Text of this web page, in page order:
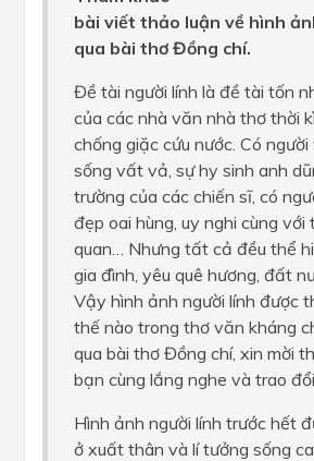
bài viết thảo luận về hình
qua bài thơ Đồng chí.
Đề tài người lính là đề tài tốn
của các nhà văn nhà thơ thời
chống giặc cứu nước. Có
sống vất vả, sự hy sinh anh
trường của các chiến sĩ, có
đẹp oai hùng, uy nghi cùng
quan… Nhưng tất cả đều thể
gia đình, yêu quê hương, đất
Vậy hình ảnh người lính được
thế nào trong thơ văn kháng
qua bài thơ Đồng chí, xin mời
bạn cùng lắng nghe và trao
Hình ảnh người lính trước hết
ở xuất thân và lí tưởng sống